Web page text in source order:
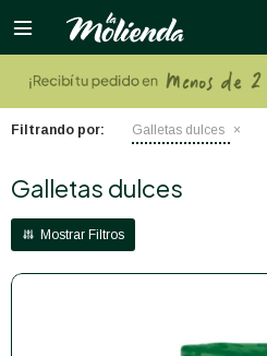

Filtrando por: Galletas dulces
Galletas dulces